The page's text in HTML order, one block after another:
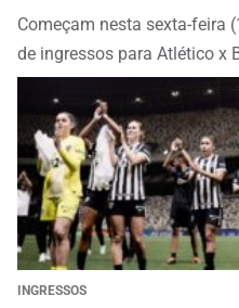
Começam nesta sexta-feira
de ingressos para Atlético x
INGRESSOS